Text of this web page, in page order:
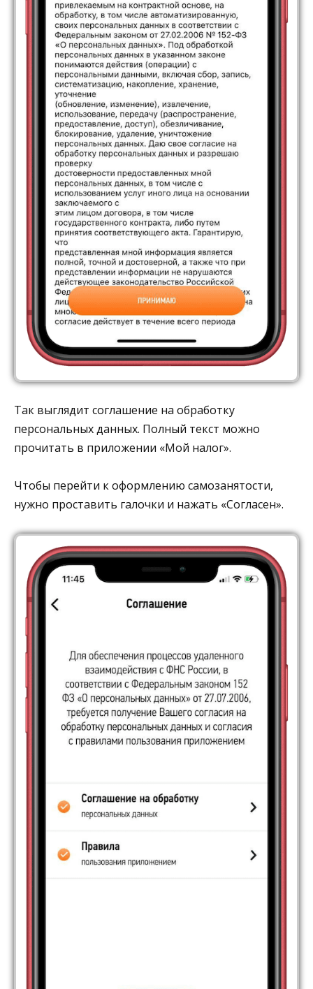
Так выглядит соглашение на обработку
персональных данных. Полный текст можно
прочитать в приложении «Мой налог».
Чтобы перейти к оформлению самозанятости,
нужно проставить галочки и нажать «Согласен».